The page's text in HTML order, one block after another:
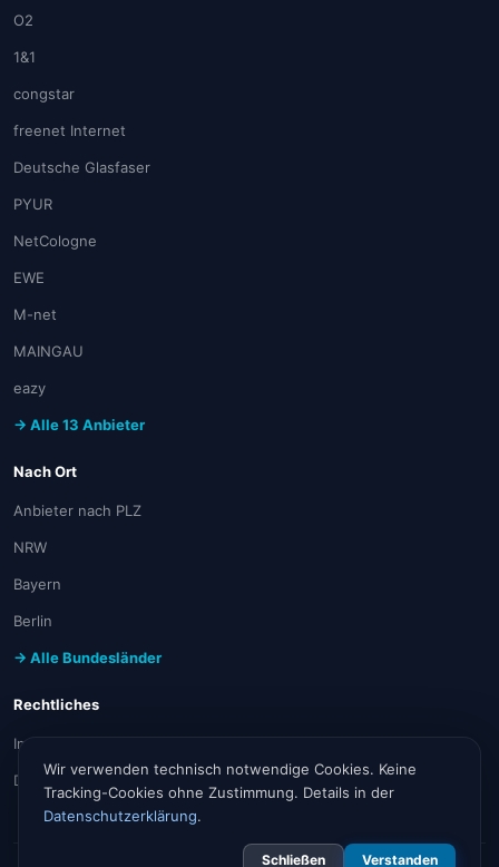
O2
1&1
congstar
freenet Internet
Deutsche Glasfaser
PYUR
NetCologne
EWE
M-net
MAINGAU
eazy
→ Alle 13 Anbieter
Nach Ort
Anbieter nach PLZ
NRW
Bayern
Berlin
→ Alle Bundesländer
Rechtliches
Impressum
Datenschutz
Wir verwenden technisch notwendige Cookies. Keine
Tracking-Cookies ohne Zustimmung. Details in der
Datenschutzerklärung.
Schließen Verstanden